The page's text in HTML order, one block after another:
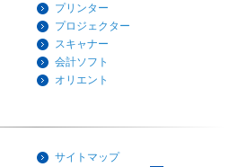
プリンター
プロジェクター
スキャナー
会計ソフト
オリエント
サイトマップ